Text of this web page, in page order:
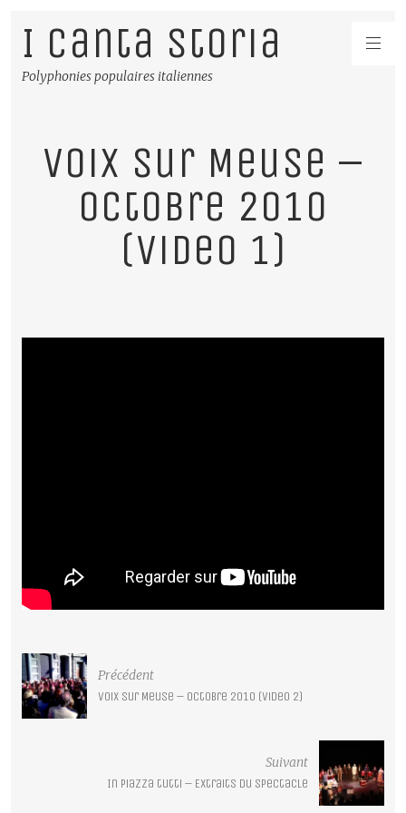
I Canta Storia
Polyphonies populaires italiennes
Voix sur Meuse –
Octobre 2010
(video 1)
Précédent
Voix sur Meuse – Octobre 2010 (video 2)
Suivant
In piazza tutti – Extraits du spectacle